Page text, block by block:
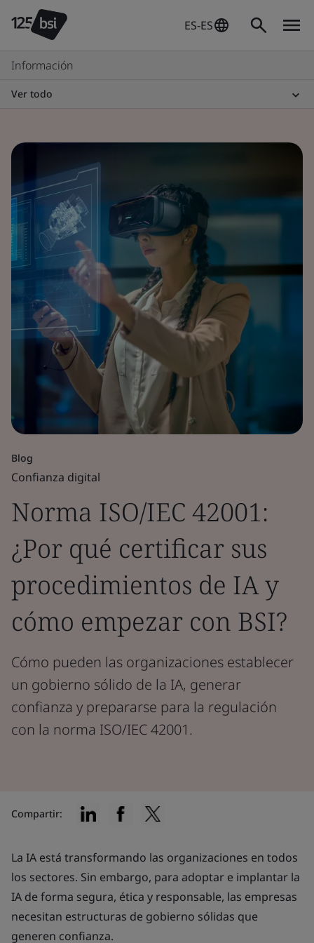
ES-ES
Información
Ver todo
Blog
Confianza digital
Norma ISO/IEC 42001:
¿Por qué certificar sus
procedimientos de IA y
cómo empezar con BSI?
Cómo pueden las organizaciones establecer
un gobierno sólido de la IA, generar
confianza y prepararse para la regulación
con la norma ISO/IEC 42001.
La IA está transformando las organizaciones en todos
los sectores. Sin embargo, para adoptar e implantar la
IA de forma segura, ética y responsable, las empresas
necesitan estructuras de gobierno sólidas que
generen confianza.
Compartir: